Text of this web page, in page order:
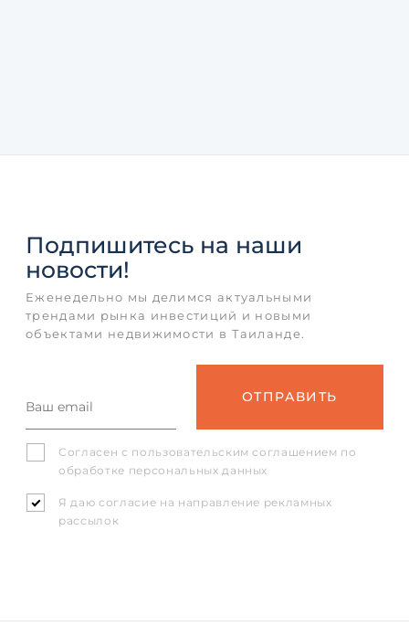
Подпишитесь на наши
новости!
Еженедельно мы делимся актуальными
трендами рынка инвестиций и новыми
объектами недвижимости в Таиланде.
Согласен с пользовательским соглашением по
обработке персональных данных
Я даю согласие на направление рекламных
рассылок